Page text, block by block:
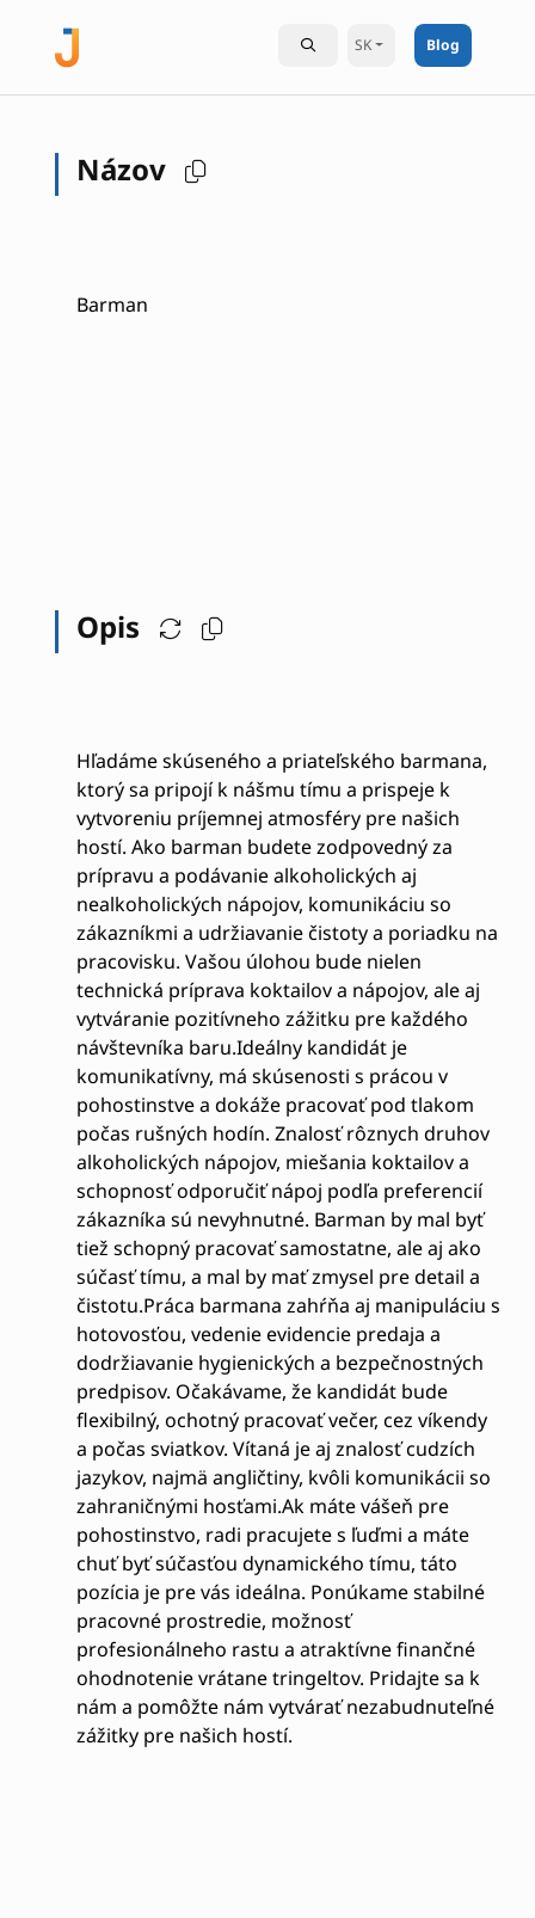
SK Blog
Názov
Barman
Opis
Hľadáme skúseného a priateľského barmana,
ktorý sa pripojí k nášmu tímu a prispeje k
vytvoreniu príjemnej atmosféry pre našich
hostí. Ako barman budete zodpovedný za
prípravu a podávanie alkoholických aj
nealkoholických nápojov, komunikáciu so
zákazníkmi a udržiavanie čistoty a poriadku na
pracovisku. Vašou úlohou bude nielen
technická príprava koktailov a nápojov, ale aj
vytváranie pozitívneho zážitku pre každého
návštevníka baru.Ideálny kandidát je
komunikatívny, má skúsenosti s prácou v
pohostinstve a dokáže pracovať pod tlakom
počas rušných hodín. Znalosť rôznych druhov
alkoholických nápojov, miešania koktailov a
schopnosť odporučiť nápoj podľa preferencií
zákazníka sú nevyhnutné. Barman by mal byť
tiež schopný pracovať samostatne, ale aj ako
súčasť tímu, a mal by mať zmysel pre detail a
čistotu.Práca barmana zahŕňa aj manipuláciu s
hotovosťou, vedenie evidencie predaja a
dodržiavanie hygienických a bezpečnostných
predpisov. Očakávame, že kandidát bude
flexibilný, ochotný pracovať večer, cez víkendy
a počas sviatkov. Vítaná je aj znalosť cudzích
jazykov, najmä angličtiny, kvôli komunikácii so
zahraničnými hosťami.Ak máte vášeň pre
pohostinstvo, radi pracujete s ľuďmi a máte
chuť byť súčasťou dynamického tímu, táto
pozícia je pre vás ideálna. Ponúkame stabilné
pracovné prostredie, možnosť
profesionálneho rastu a atraktívne finančné
ohodnotenie vrátane tringeltov. Pridajte sa k
nám a pomôžte nám vytvárať nezabudnuteľné
zážitky pre našich hostí.